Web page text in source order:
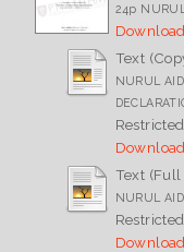
24p
Text
NURUL
Text (Full
NURUL